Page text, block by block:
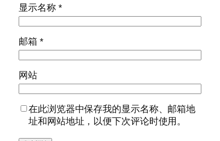
显示名称 *
邮箱 *
网站
在此浏览器中保存我的显示名称、邮箱地
址和网站地址，以便下次评论时使用。